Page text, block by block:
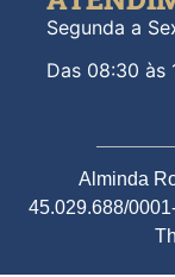
Segunda a
Das 08:30 às
Alminda
45.029.688/